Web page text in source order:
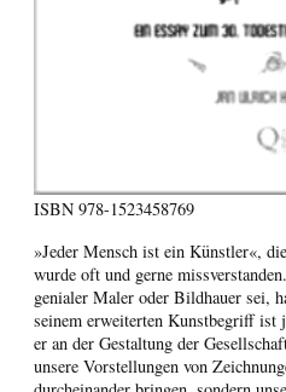
ISBN 978-1523458769
»Jeder Mensch ist ein Künstler«,
wurde oft und gerne
genialer Maler oder Bildhauer sei,
seinem erweiterten Kunstbegriff ist
er an der Gestaltung der
unsere Vorstellungen von